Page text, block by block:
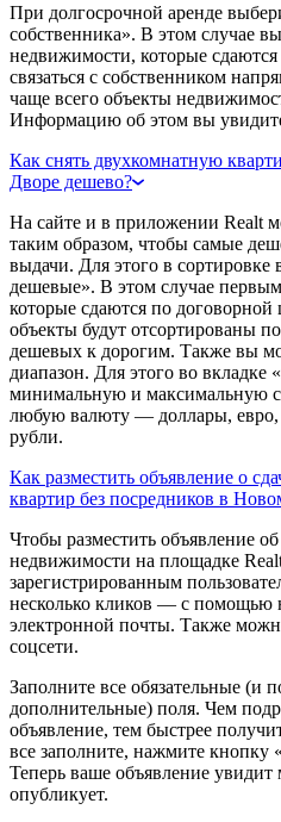
При долгосрочной аренде
собственника». В этом случае
недвижимости, которые сдаются
связаться с собственником
чаще всего объекты
Информацию об этом вы
Как снять двухкомнатную
Дворе дешево?
На сайте и в приложении Realt
таким образом, чтобы самые
выдачи. Для этого в сортировке
дешевые». В этом случае
которые сдаются по договорной
объекты будут отсортированы
дешевых к дорогим. Также вы
диапазон. Для этого во вкладке
минимальную и максимальную
любую валюту — доллары, евро,
рубли.
Как разместить объявление о
квартир без посредников в
Чтобы разместить объявление об
недвижимости на площадке
зарегистрированным
несколько кликов — с помощью
электронной почты. Также
соцсети.
Заполните все обязательные
дополнительные) поля. Чем
объявление, тем быстрее
все заполните, нажмите кнопку
Теперь ваше объявление увидит
опубликует.